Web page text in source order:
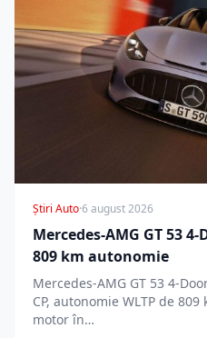
Știri Auto·6 august 2026
Mercedes-AMG GT 53 4-
809 km autonomie
Mercedes-AMG GT 53 4-
CP, autonomie WLTP de
motor în…